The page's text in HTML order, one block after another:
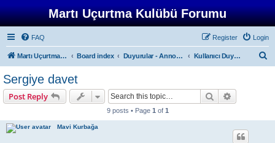
Martı Uçurtma Kulübü Forumu
FAQ Login
Register
Martı Uçurtma Kulübü Board index Duyurular - Announcements Kullanıcı Duyuruları - User Announcements
Sergiye davet
Post Reply Search
9 posts • Page 1 of 1
Mavi Kurbağa